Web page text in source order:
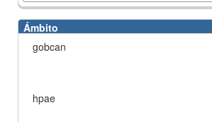
Ámbito
gobcan
hpae